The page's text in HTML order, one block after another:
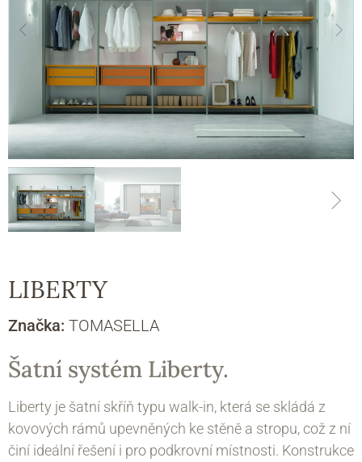
LIBERTY
Značka: TOMASELLA
Šatní systém Liberty.
Liberty je šatní skříň typu walk-in, která se skládá z
kovových rámů upevněných ke stěně a stropu, což z ní
činí ideální řešení i pro podkrovní místnosti. Konstrukce